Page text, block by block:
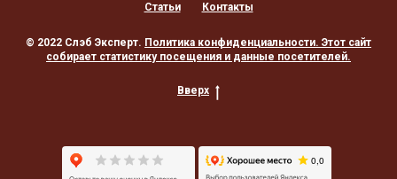
Статьи
Контакты
© 2022 Слэб Эксперт. Политика конфиденциальности. Этот сайт
собирает статистику посещения и данные посетителей.
Вверх